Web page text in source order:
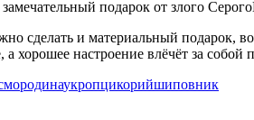
подарок от злого
сделать и материальный подарок,
хорошее настроение влёчёт за собой
укропцикорийшиповник